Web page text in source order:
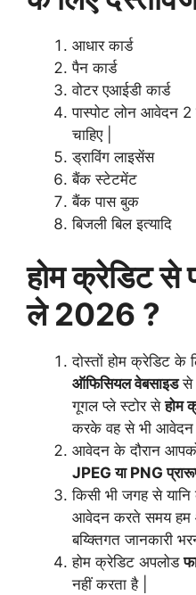
आधार कार्ड
पैन कार्ड
वोटर एआईडी कार्ड
पास्पोट लोन आवेदन 2
चाहिए |
ड्राविंग लाइसेंस
बैंक स्टेटमेंट
बैंक पास बुक
बिजली बिल इत्यादि
होम क्रेडिट से
ले 2026 ?
दोस्तों होम क्रेडिट के
ऑफिसियल वेबसाइडसे
गूगल प्ले स्टोर सेहोम
करके वह से भी आवेदन
आवेदन के दौरान
JPEG या PNG
किसी भी जगह से
आवेदन करते समय हम
बय्क्तिगत जानकारी
होम क्रेडिट अपलोड
नहीं करता है |